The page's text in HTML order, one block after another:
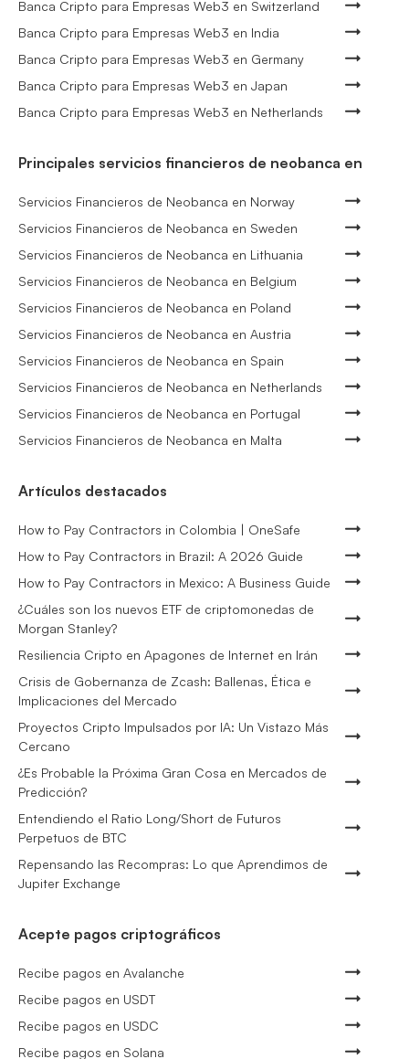
Banca Cripto para Empresas Web3 en Switzerland
Banca Cripto para Empresas Web3 en India
Banca Cripto para Empresas Web3 en Germany
Banca Cripto para Empresas Web3 en Japan
Banca Cripto para Empresas Web3 en Netherlands
Principales servicios financieros de neobanca en
Servicios Financieros de Neobanca en Norway
Servicios Financieros de Neobanca en Sweden
Servicios Financieros de Neobanca en Lithuania
Servicios Financieros de Neobanca en Belgium
Servicios Financieros de Neobanca en Poland
Servicios Financieros de Neobanca en Austria
Servicios Financieros de Neobanca en Spain
Servicios Financieros de Neobanca en Netherlands
Servicios Financieros de Neobanca en Portugal
Servicios Financieros de Neobanca en Malta
Artículos destacados
How to Pay Contractors in Colombia | OneSafe
How to Pay Contractors in Brazil: A 2026 Guide
How to Pay Contractors in Mexico: A Business Guide
¿Cuáles son los nuevos ETF de criptomonedas de
Morgan Stanley?
Resiliencia Cripto en Apagones de Internet en Irán
Crisis de Gobernanza de Zcash: Ballenas, Ética e
Implicaciones del Mercado
Proyectos Cripto Impulsados por IA: Un Vistazo Más
Cercano
¿Es Probable la Próxima Gran Cosa en Mercados de
Predicción?
Entendiendo el Ratio Long/Short de Futuros
Perpetuos de BTC
Repensando las Recompras: Lo que Aprendimos de
Jupiter Exchange
Acepte pagos criptográficos
Recibe pagos en Avalanche
Recibe pagos en USDT
Recibe pagos en USDC
Recibe pagos en Solana